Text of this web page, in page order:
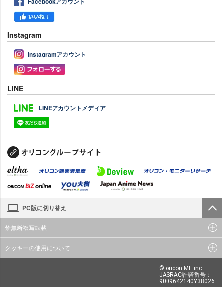
Instagram
Instagramアカウント
LINE
LINEアカウントメディア
PC版に切り替え
禁無断複写転載
クッキーの使用について
© oricon ME inc.
JASRAC許諾番号：
9009642140Y38026